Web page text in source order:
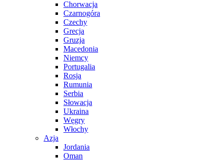
Chorwacja
Czarnogóra
Czechy
Grecja
Gruzja
Macedonia
Niemcy
Portugalia
Rosja
Rumunia
Serbia
Słowacja
Ukraina
Węgry
Włochy
Azja
Jordania
Oman